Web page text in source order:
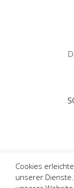
© Chudovo
Cookies
unserer